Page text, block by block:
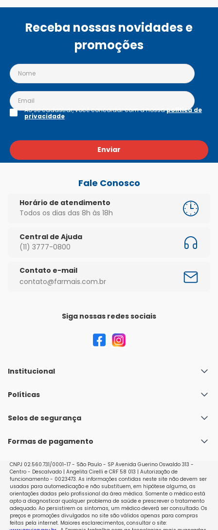
Receba nossas novidades e
promoções
Enviar
Ao se cadastrar, você concordar com a nossapolítica de
privacidade
Fale Conosco
Horário de atendimento
Todos os dias das 8h às 18h
Central de Ajuda
(11) 3777-0800
Contato e-mail
contato@farmais.com.br
Siga nossas redes sociais
Institucional
Quem Somos
Nossas lojas
Políticas
Política de Envio
Políticas de Trocas e Devoluções
Selos de segurança
Formas de pagamento
CNPJ 02.560.731/0001-17 - São Paulo - SP Avenida Guerino Oswaldo 313 -
Centro - Descalvado | Angelita Cirelli e CRF 58 013 | Autorização de
funcionamento - 0023473. As informações contidas neste site não devem ser
usadas para automedicação e não substituem, em hipótese alguma, as
orientações dadas pelo profissional da área médica. Somente o médico está
apto a diagnosticar qualquer problema de saúde e prescrever o tratamento
adequado. Ao persistirem os sintomas, um médico deverá ser consultado. Os
preços e promoções divulgados no site são válidos apenas para compras
feitas pela internet. Maiores esclarecimentos, consultar o site: